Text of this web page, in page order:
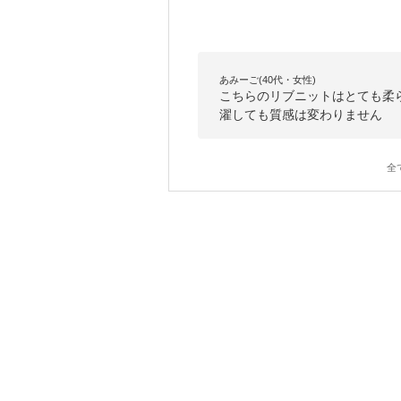
あみーご(40代・女性)
こちらのリブニットはとても
濯しても質感は変わりません
全